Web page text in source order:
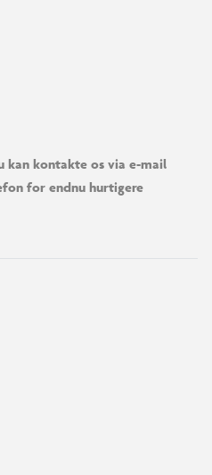
kontakte os via e-mail
for endnu hurtigere